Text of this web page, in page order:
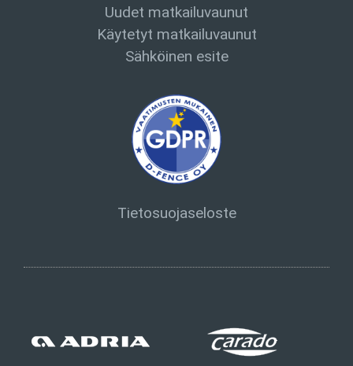
Uudet matkailuvaunut
Käytetyt matkailuvaunut
Sähköinen esite
Tietosuojaseloste